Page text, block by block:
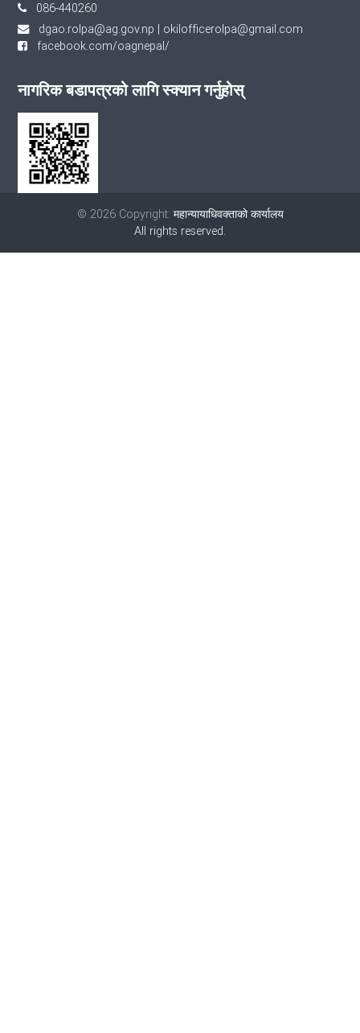
086-440260
dgao.rolpa@ag.gov.np | okilofficerolpa@gmail.com
facebook.com/oagnepal/
नागरिक बडापत्रको लागि स्क्यान गर्नुहोस्
© 2026 Copyright: महान्यायाधिवक्ताको कार्यालय
All rights reserved.